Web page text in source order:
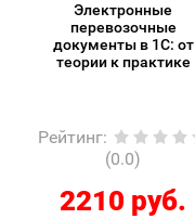
Электронные
перевозочные
документы в 1С: от
теории к практике
Рейтинг:
(0.0)
2210 руб.